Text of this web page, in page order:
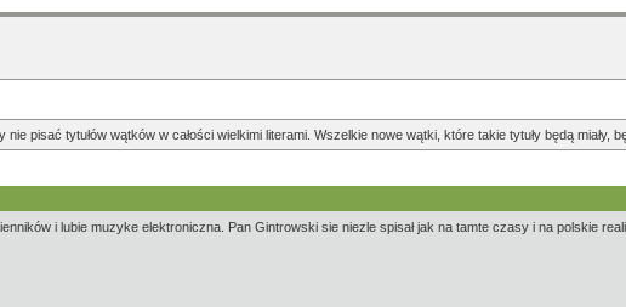
nie pisać tytułów wątków w całości wielkimi literami. Wszelkie nowe wątki, które takie tytuły będą
i lubie muzyke elektroniczna. Pan Gintrowski sie niezle spisał jak na tamte czasy i na polskie